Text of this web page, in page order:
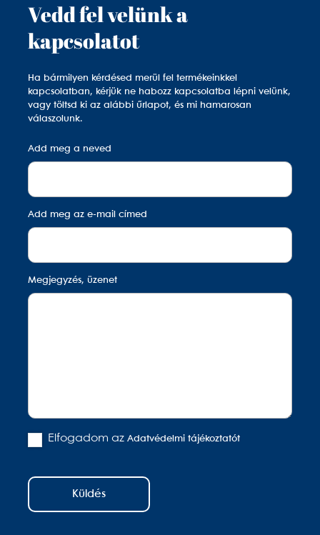
Vedd fel velünk a
kapcsolatot
Ha bármilyen kérdésed merül fel termékeinkkel
kapcsolatban, kérjük ne habozz kapcsolatba lépni velünk,
vagy töltsd ki az alábbi űrlapot, és mi hamarosan
válaszolunk.
Add meg a neved
Add meg az e-mail címed
Megjegyzés, üzenet
Elfogadom az Adatvédelmi tájékoztatót
Küldés